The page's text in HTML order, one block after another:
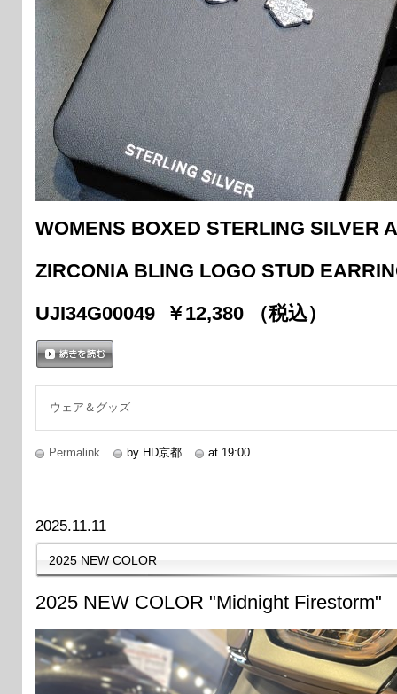
WOMENS BOXED STERLING SILVER
ZIRCONIA BLING LOGO STUD
UJI34G00049 ￥12,380 （税込）
ウェア＆グッズ
Permalink by HD京都 at 19:00
2025.11.11
2025 NEW COLOR
2025 NEW COLOR "Midnight Firestorm"